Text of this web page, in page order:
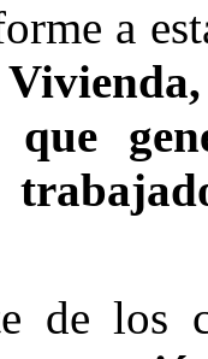
a
que
de los